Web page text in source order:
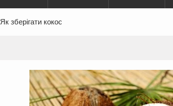
Як зберігати кокос